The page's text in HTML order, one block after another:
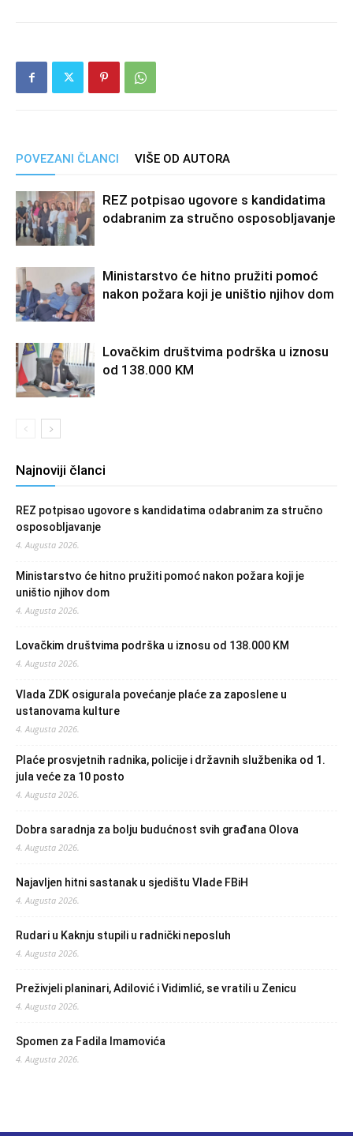
POVEZANI ČLANCI VIŠE OD AUTORA
REZ potpisao ugovore s kandidatima
odabranim za stručno osposobljavanje
Ministarstvo će hitno pružiti pomoć
nakon požara koji je uništio njihov dom
Lovačkim društvima podrška u iznosu
od 138.000 KM
Najnoviji članci
REZ potpisao ugovore s kandidatima odabranim za stručno
osposobljavanje
4. Augusta 2026.
Ministarstvo će hitno pružiti pomoć nakon požara koji je
uništio njihov dom
4. Augusta 2026.
Lovačkim društvima podrška u iznosu od 138.000 KM
4. Augusta 2026.
Vlada ZDK osigurala povećanje plaće za zaposlene u
ustanovama kulture
4. Augusta 2026.
Plaće prosvjetnih radnika, policije i državnih službenika od 1.
jula veće za 10 posto
4. Augusta 2026.
Dobra saradnja za bolju budućnost svih građana Olova
4. Augusta 2026.
Najavljen hitni sastanak u sjedištu Vlade FBiH
4. Augusta 2026.
Rudari u Kaknju stupili u radnički neposluh
4. Augusta 2026.
Preživjeli planinari, Adilović i Vidimlić, se vratili u Zenicu
4. Augusta 2026.
Spomen za Fadila Imamovića
4. Augusta 2026.